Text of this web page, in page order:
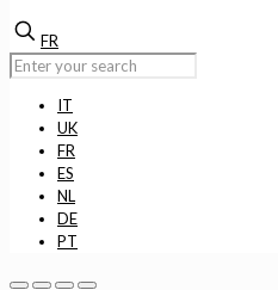
FR
IT
UK
FR
ES
NL
DE
PT